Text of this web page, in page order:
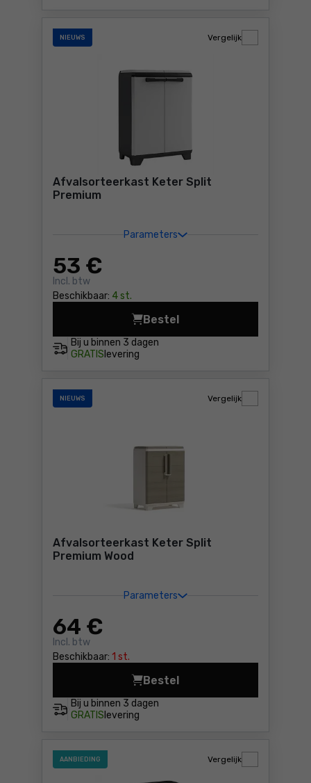
NIEUWS
Afvalsorteerkast Keter Split
Premium
Parameters
53 €
Incl. btw
Beschikbaar: 4 st.
Vergelijk
Bij u binnen 3 dagen
GRATIS levering
Bestel
Afvalsorteerkast Keter
NIEUWS
Afvalsorteerkast Keter Split
Premium Wood
Parameters
64 €
Incl. btw
Beschikbaar: 1 st.
Vergelijk
Bij u binnen 3 dagen
GRATIS levering
Bestel
Afvalsorteerkast Keter
AANBIEDING Vergelijk